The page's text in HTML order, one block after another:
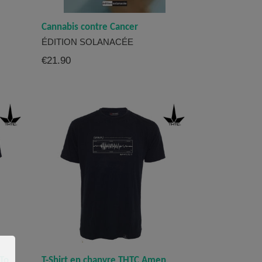
Cannabis contre Cancer
ÉDITION SOLANACÉE
Prix
€21.90